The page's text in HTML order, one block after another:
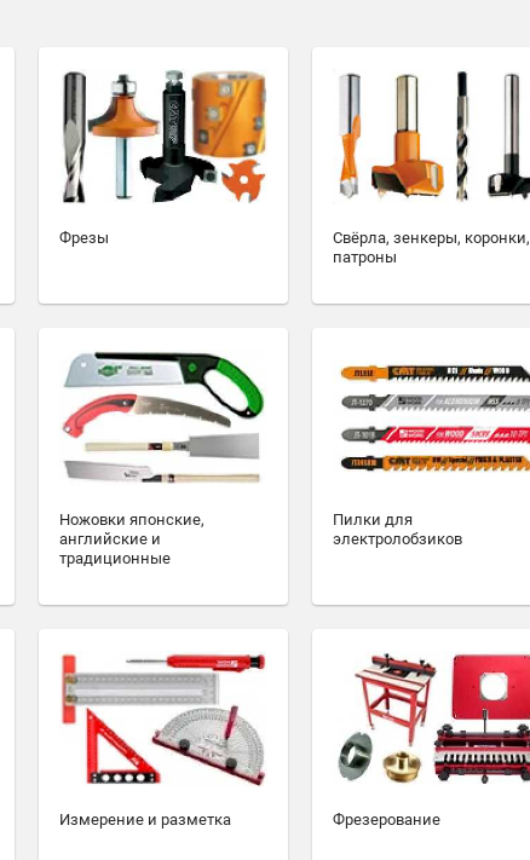
Фрезы
Свёрла, зенкеры, коронки,
патроны
Ножовки японские,
английские и
традиционные
Пилки для
электролобзиков
Измерение и разметка Фрезерование